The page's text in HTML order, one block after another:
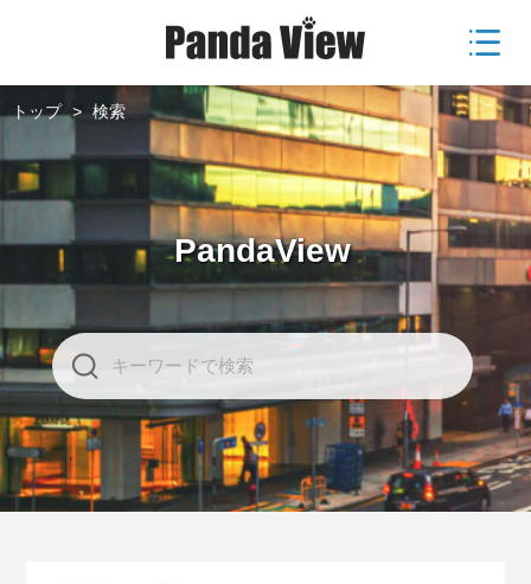
トップ > 検索
PandaView